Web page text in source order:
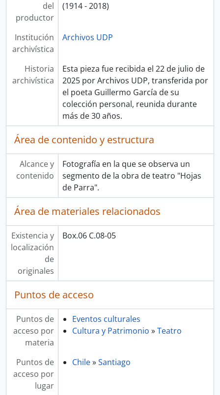
del
productor
(1914 - 2018)
Institución
archivística
Archivos UDP
Historia
archivística
Esta pieza fue recibida el 22 de julio de
2025 por Archivos UDP, transferida por
el poeta Guillermo García de su
colección personal, reunida durante
más de 30 años.
Área de contenido y estructura
Alcance y
contenido
Fotografía en la que se observa un
segmento de la obra de teatro "Hojas
de Parra".
Área de materiales relacionados
Existencia y
localización
de
originales
Box.06 C.08-05
Puntos de acceso
Puntos de
acceso por
materia
Eventos culturales
Cultura y Patrimonio »Teatro
Puntos de
acceso por
lugar
Chile»Santiago